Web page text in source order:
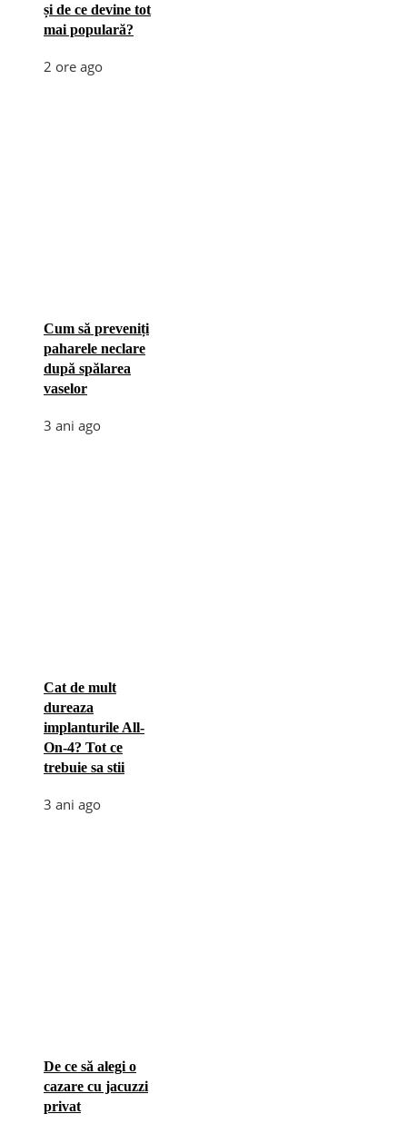
și de ce devine tot
mai populară?
2 ore ago
Cum să preveniți
paharele neclare
după spălarea
vaselor
3 ani ago
Cat de mult
dureaza
implanturile All-
On-4? Tot ce
trebuie sa stii
3 ani ago
De ce să alegi o
cazare cu jacuzzi
privat